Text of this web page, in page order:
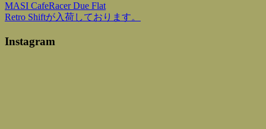
MASI CafeRacer Due Flat
Retro Shiftが入荷しております。
Instagram